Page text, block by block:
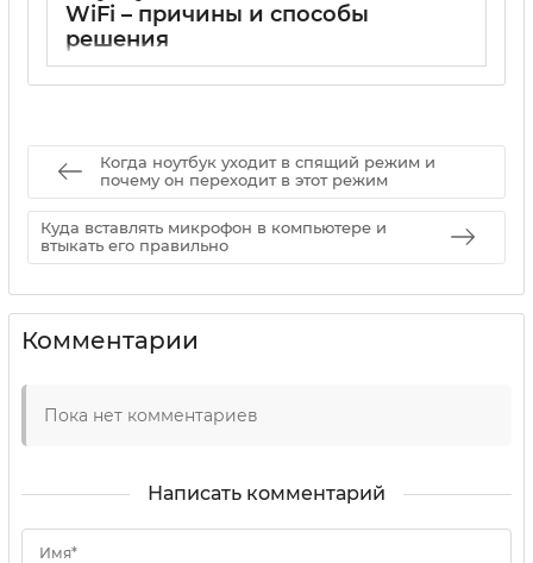
WiFi – причины и способы
решения
Когда ноутбук уходит в спящий режим и
почему он переходит в этот режим
Куда вставлять микрофон в компьютере и
втыкать его правильно
Комментарии
Пока нет комментариев
Написать комментарий
Имя*